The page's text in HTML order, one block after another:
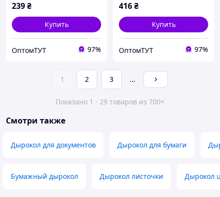
239₴
Купить
ОптомТУТ 97%
416₴
Купить
ОптомТУТ 97%
1 2 3 ...
Показано 1 - 29 товаров из 700+
Смотри также
Дырокол для документов Дырокол для бумаги
Бумажный дырокол Дырокол листочки Дырокол